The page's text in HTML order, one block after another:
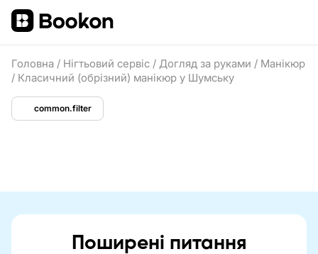
Головна / Нігтьовий сервіс / Догляд за руками / Манікюр
/ Класичний (обрізний) манікюр у Шумську
common.filter
Поширені питання